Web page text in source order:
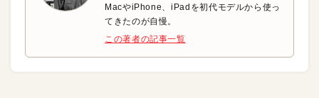
MacやiPhone、iPadを初代モデルから使っ
てきたのが自慢。
この著者の記事一覧